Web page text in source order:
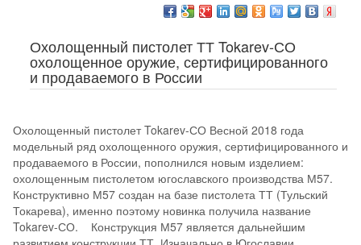
Охолощенный пистолет ТТ Tokarev-СО
охолощенное оружие, сертифицированного
и продаваемого в России
Охолощенный пистолет Tokarev-СО Весной 2018 года
модельный ряд охолощенного оружия, сертифицированного и
продаваемого в России, пополнился новым изделием:
охолощенным пистолетом югославского производства М57.
Конструктивно М57 создан на базе пистолета ТТ (Тульский
Токарева), именно поэтому новинка получила название
Tokarev-СО. Конструкция М57 является дальнейшим